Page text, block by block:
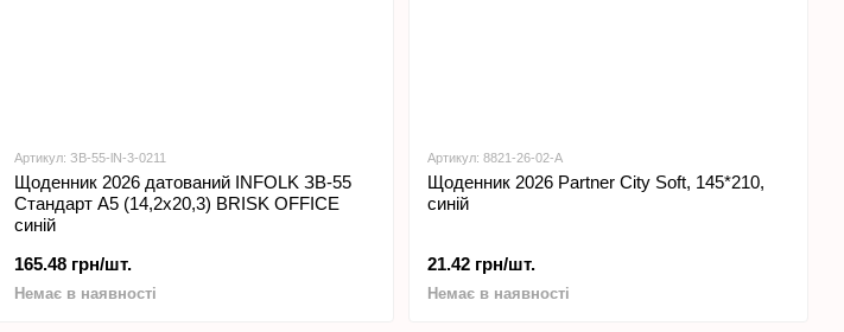
Артикул: ЗВ-55-lN-3-0211
Щоденник 2026 датований INFOLK ЗВ-55
Стандарт А5 (14,2х20,3) BRISK OFFICE
синій
165.48 грн/шт.
Немає в наявності
Артикул: 8821-26-02-A
Щоденник 2026 Partner City Soft, 145*210,
синій
21.42 грн/шт.
Немає в наявності